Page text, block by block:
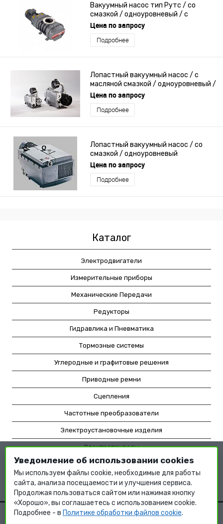
Вакуумный насос тип Рутс / со
смазкой / одноуровневый / с
механическим компрессором
Цена по запросу
Подробнее
Лопастный вакуумный насос / с
масляной смазкой / одноуровневый /
компактный
Цена по запросу
Подробнее
Лопастный вакуумный насос / со
смазкой / одноуровневый
Цена по запросу
Подробнее
Каталог
Электродвигатели
Измерительные приборы
Механические Передачи
Редукторы
Гидравлика и Пневматика
Тормозные системы
Углеродные и графитовые решения
Приводные ремни
Сцепления
Частотные преобразователи
Электроустановочные изделия
Электроприводы
Насосное оборудование
Мотор-редукторы
Уведомление об использовании cookies
Мы используем файлы cookie, необходимые для работы
сайта, анализа посещаемости и улучшения сервиса.
Продолжая пользоваться сайтом или нажимая кнопку
«Хорошо», вы соглашаетесь с использованием cookie.
Подробнее - в Политике обработки файлов cookie.